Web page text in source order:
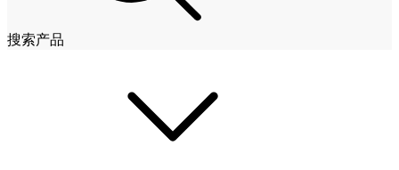
搜索产品